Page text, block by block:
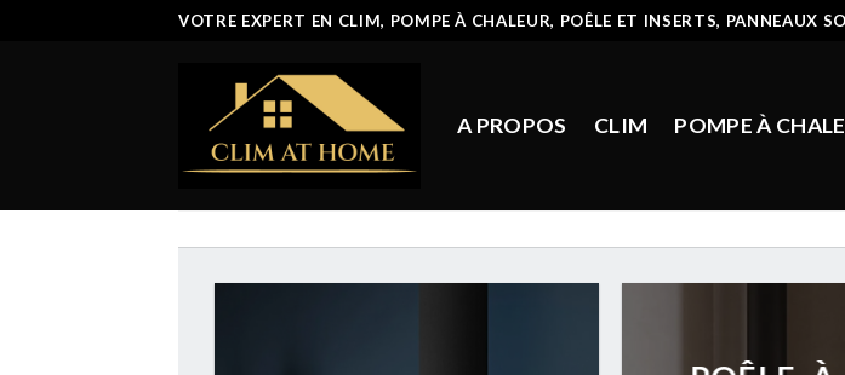
VOTRE EXPERT EN CLIM, POMPE À CHALEUR, POÊLE ET INSERTS, PANNEAUX
A PROPOS CLIM POMPE À